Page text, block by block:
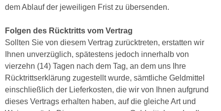
dem Ablauf der jeweiligen Frist zu übersenden.
Folgen des Rücktritts vom Vertrag
Sollten Sie von diesem Vertrag zurücktreten, erstatten wir
Ihnen unverzüglich, spätestens jedoch innerhalb von
vierzehn (14) Tagen nach dem Tag, an dem uns Ihre
Rücktrittserklärung zugestellt wurde, sämtliche Geldmittel
einschließlich der Lieferkosten, die wir von Ihnen aufgrund
dieses Vertrags erhalten haben, auf die gleiche Art und